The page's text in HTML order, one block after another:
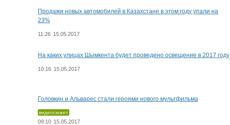
Продажи новых автомобилей в Казахстане в этом году упали на
23%
11:26 15.05.2017
На каких улицах Шымкента будет проведено освещение в 2017 году
10:16 15.05.2017
Головкин и Альварес стали героями нового мультфильма
видеосюжет
09:10 15.05.2017